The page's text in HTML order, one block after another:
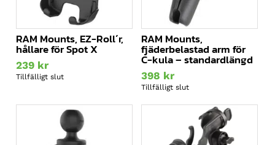
RAM Mounts, EZ-Roll´r,
hållare för Spot X
239 kr
Tillfälligt slut
RAM Mounts,
fjäderbelastad arm för
C-kula – standardlängd
398 kr
Tillfälligt slut